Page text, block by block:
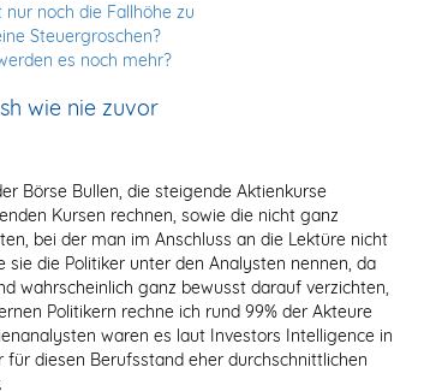
noch die Fallhöhe zu
Steuergroschen?
es noch mehr?
wie nie zuvor
Börse Bullen, die steigende Aktienkurse
Kursen rechnen, sowie die nicht ganz
bei der man im Anschluss an die Lektüre nicht
die Politiker unter den Analysten nennen, da
wahrscheinlich ganz bewusst darauf verzichten,
Politikern rechne ich rund 99% der Akteure
waren es laut Investors Intelligence in
diesen Berufsstand eher durchschnittlichen